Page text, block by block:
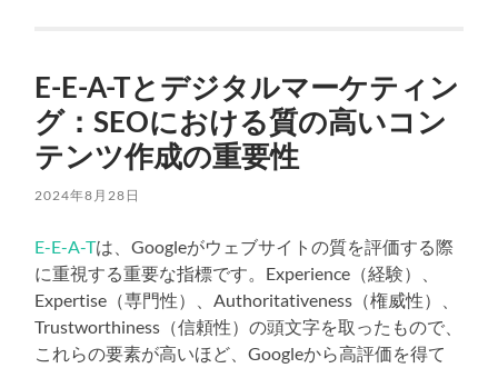
E-E-A-Tとデジタルマーケティン
グ：SEOにおける質の高いコン
テンツ作成の重要性
2024年8月28日
E-E-A-Tは、Googleがウェブサイトの質を評価する際
に重視する重要な指標です。Experience（経験）、
Expertise（専門性）、Authoritativeness（権威性）、
Trustworthiness（信頼性）の頭文字を取ったもので、
これらの要素が高いほど、Googleから高評価を得て